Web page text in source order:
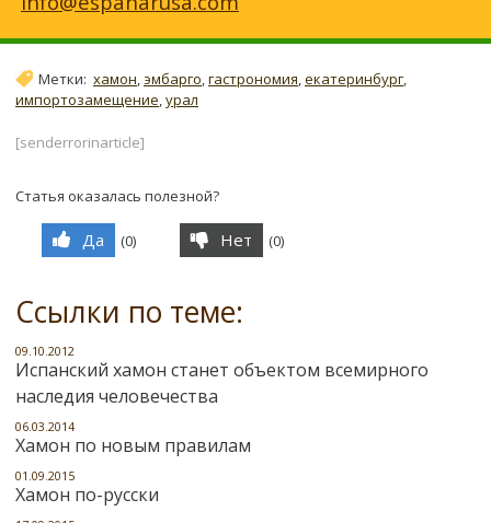
Метки: хамон, эмбарго,гастрономия,екатеринбург,
импортозамещение,урал
[senderrorinarticle]
Статья оказалась полезной?
Да (0) Нет (0)
Ссылки по теме:
09.10.2012
Испанский хамон станет объектом всемирного
наследия человечества
06.03.2014
Хамон по новым правилам
01.09.2015
Хамон по-русски